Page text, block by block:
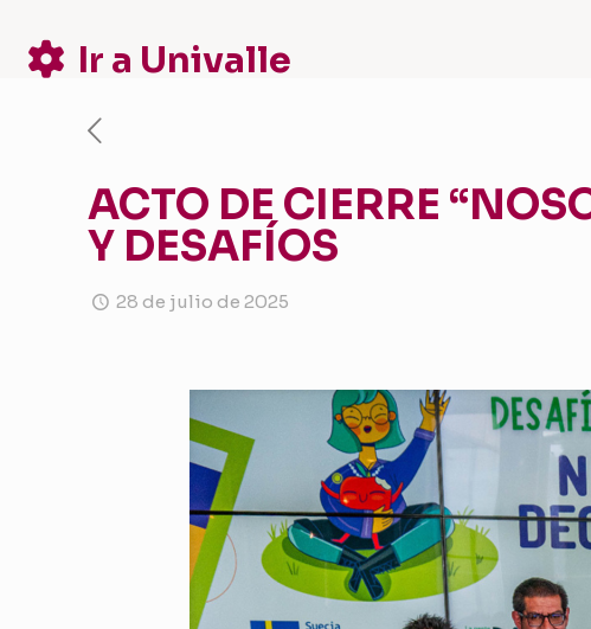
Ir a Univalle
ACTO DE CIERRE
Y DESAFÍOS
28 de julio de 2025